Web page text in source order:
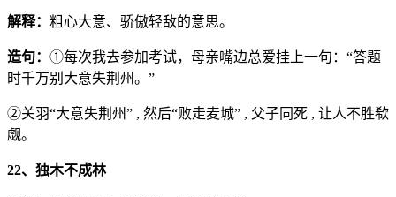
解释： 粗心大意、骄傲轻敌的意思。
造句： ①每次我去参加考试，母亲嘴边总爱挂上一句：“答题
时千万别大意失荆州。”
②关羽“大意失荆州” , 然后“败走麦城” , 父子同死 , 让人不胜欷
觑。
22、独木不成林